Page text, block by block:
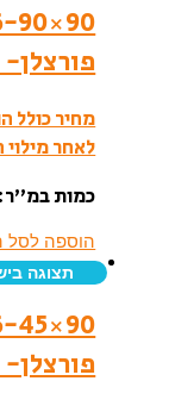
מחיר כולל
לאחר
כמות
הוספה לסל
תצוגה